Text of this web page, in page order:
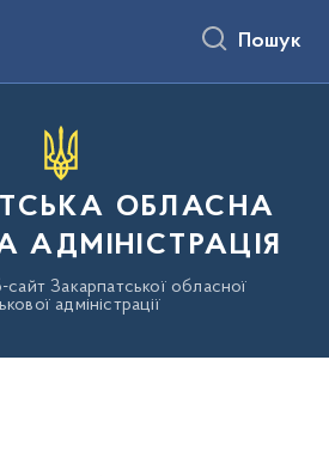
Пошук
ОБЛАСНА
АДМІНІСТРАЦІЯ
Закарпатської обласної
адміністрації